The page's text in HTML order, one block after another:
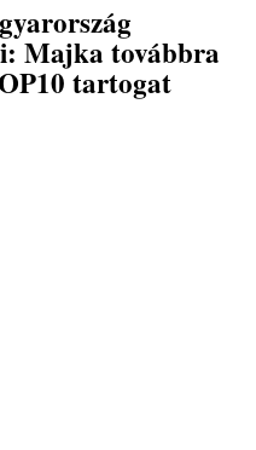
Majka továbbra
tartogat